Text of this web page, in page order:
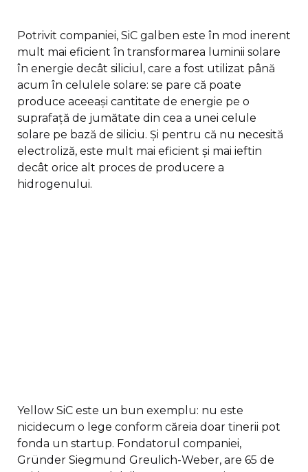
Potrivit companiei, SiC galben este în mod inerent
mult mai eficient în transformarea luminii solare
în energie decât siliciul, care a fost utilizat până
acum în celulele solare: se pare că poate
produce aceeași cantitate de energie pe o
suprafață de jumătate din cea a unei celule
solare pe bază de siliciu. Și pentru că nu necesită
electroliză, este mult mai eficient și mai ieftin
decât orice alt proces de producere a
hidrogenului.
Yellow SiC este un bun exemplu: nu este
nicidecum o lege conform căreia doar tinerii pot
fonda un startup. Fondatorul companiei,
Gründer Siegmund Greulich-Weber, are 65 de